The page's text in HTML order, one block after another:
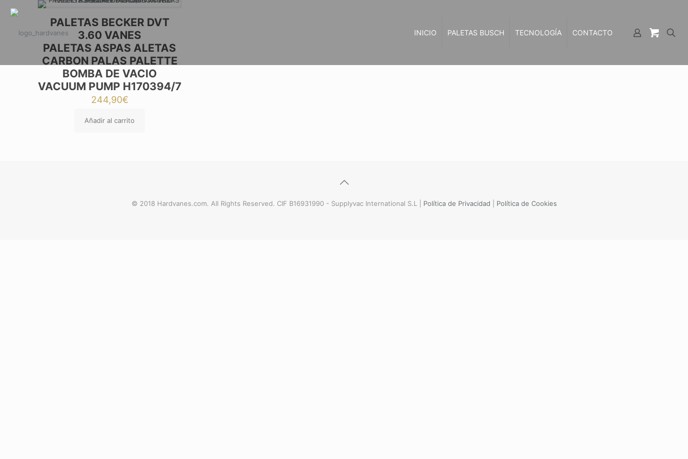
INICIO PALETAS BUSCH TECNOLOGÍA CONTACTO
PALETAS BECKER DVT
3.60 VANES
PALETAS ASPAS ALETAS
CARBON PALAS PALETTE
BOMBA DE VACIO
VACUUM PUMP H170394/7
244,90€
Añadir al carrito
© 2018 Hardvanes.com. All Rights Reserved. CIF B16931990 - Supplyvac International S.L | Política de Privacidad Política de Cookies